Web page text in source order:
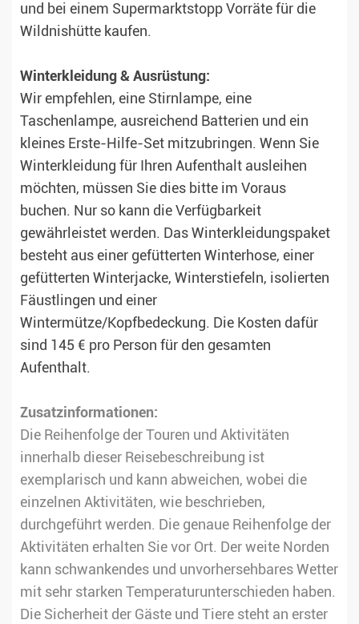
und bei einem Supermarktstopp Vorräte für die
Wildnishütte kaufen.
Winterkleidung & Ausrüstung:
Wir empfehlen, eine Stirnlampe, eine
Taschenlampe, ausreichend Batterien und ein
kleines Erste-Hilfe-Set mitzubringen. Wenn Sie
Winterkleidung für Ihren Aufenthalt ausleihen
möchten, müssen Sie dies bitte im Voraus
buchen. Nur so kann die Verfügbarkeit
gewährleistet werden. Das Winterkleidungspaket
besteht aus einer gefütterten Winterhose, einer
gefütterten Winterjacke, Winterstiefeln, isolierten
Fäustlingen und einer
Wintermütze/Kopfbedeckung. Die Kosten dafür
sind 145 € pro Person für den gesamten
Aufenthalt.
Zusatzinformationen:
Die Reihenfolge der Touren und Aktivitäten
innerhalb dieser Reisebeschreibung ist
exemplarisch und kann abweichen, wobei die
einzelnen Aktivitäten, wie beschrieben,
durchgeführt werden. Die genaue Reihenfolge der
Aktivitäten erhalten Sie vor Ort. Der weite Norden
kann schwankendes und unvorhersehbares Wetter
mit sehr starken Temperaturunterschieden haben.
Die Sicherheit der Gäste und Tiere steht an erster